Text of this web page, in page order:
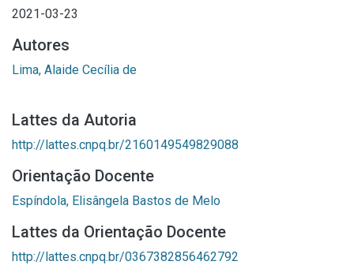
2021-03-23
Autores
Lima, Alaide Cecília de
Lattes da Autoria
http://lattes.cnpq.br/2160149549829088
Orientação Docente
Espíndola, Elisângela Bastos de Melo
Lattes da Orientação Docente
http://lattes.cnpq.br/0367382856462792